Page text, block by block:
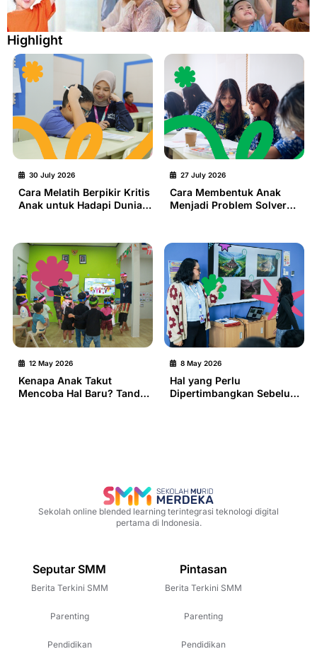
Highlight
Cara Melatih Berpikir Kritis
Anak untuk Hadapi Dunia
30 July 2026
Cara Membentuk Anak
Menjadi Problem Solver
27 July 2026
Kenapa Anak Takut
Mencoba Hal Baru? Tanda
12 May 2026
Hal yang Perlu
Dipertimbangkan Sebelum
8 May 2026
Sekolah online blended learning terintegrasi teknologi digital
pertama di Indonesia.
Seputar SMM
Berita Terkini SMM
Parenting
Pendidikan
Pintasan
Berita Terkini SMM
Parenting
Pendidikan